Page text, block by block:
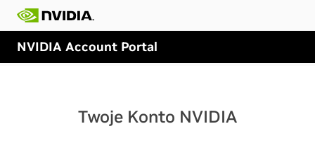
NVIDIA Account Portal
Twoje Konto NVIDIA